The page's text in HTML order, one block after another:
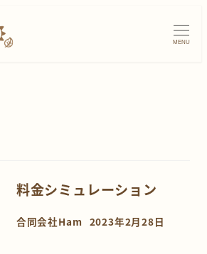
MENU
料金シミュレーション
合同会社Ham 2023年2月28日